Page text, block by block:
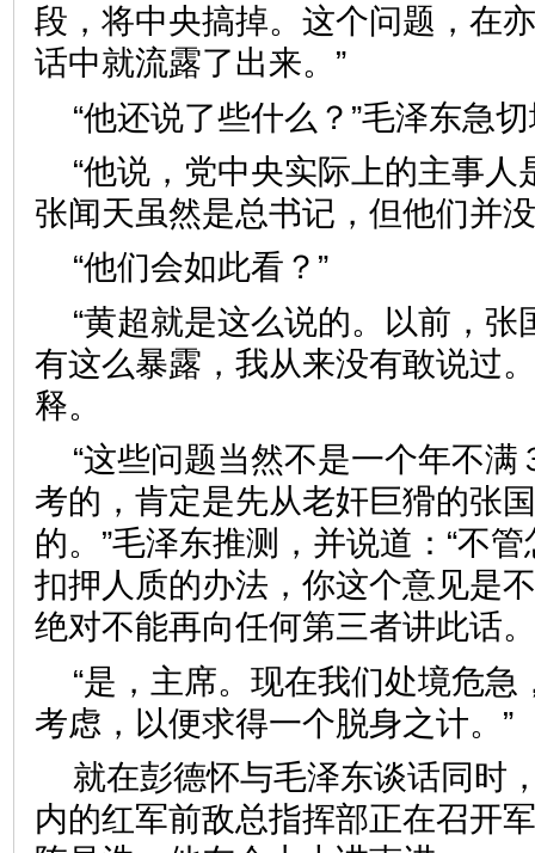
段，将中央搞掉。这个问题，在
话中就流露了出来。”
“他还说了些什么？”毛泽东急
“他说，党中央实际上的主事
张闻天虽然是总书记，但他们并
“他们会如此看？”
“黄超就是这么说的。以前，
有这么暴露，我从来没有敢说过
释。
“这些问题当然不是一个年不
考的，肯定是先从老奸巨猾的张
的。”毛泽东推测，并说道：“不
扣押人质的办法，你这个意见是
绝对不能再向任何第三者讲此话。
“是，主席。现在我们处境危
考虑，以便求得一个脱身之计。”
就在彭德怀与毛泽东谈话同时
内的红军前敌总指挥部正在召开